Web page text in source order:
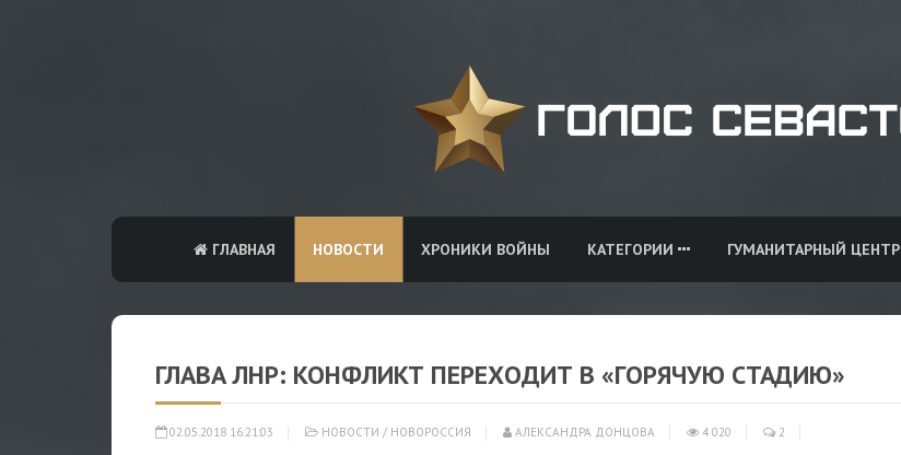
ГЛАВНАЯ НОВОСТИ ХРОНИКИ ВОЙНЫ КАТЕГОРИИ ГУМАНИТАРНЫЙ ЦЕНТР
ГЛАВА ЛНР: КОНФЛИКТ ПЕРЕХОДИТ В «ГОРЯЧУЮ СТАДИЮ»
02.05.2018 16:21:03 НОВОСТИ / НОВОРОССИЯ АЛЕКСАНДРА ДОНЦОВА 4 020 2